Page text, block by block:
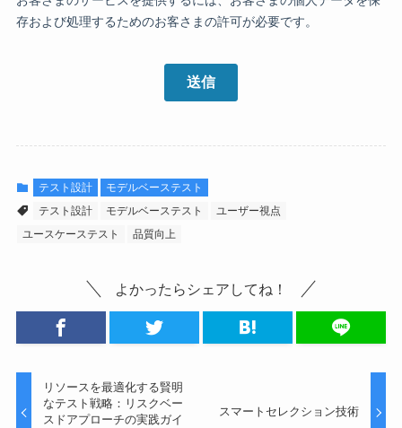
テスト設計
モデルベーステスト
テスト設計
モデルベーステスト
ユーザー視点
ユースケーステスト
品質向上
よかったらシェアしてね！
リソースを最適化する賢明
なテスト戦略：リスクベー
スドアプローチの実践ガイ
スマートセレクション技術